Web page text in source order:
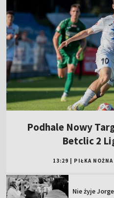
Podhale Nowy
Betclic 2
13:29 PIŁKA NOŻNA
Nie żyje